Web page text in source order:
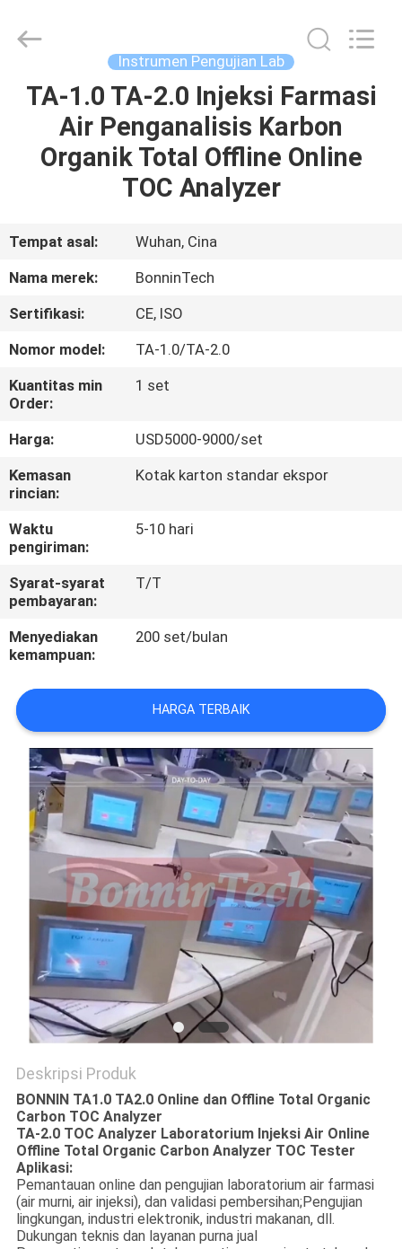
RUMAH
PRODUK
TENTANG
TUR
PABRIK
KONTROL
KUALITAS
HUBUNGI
KAMI
PERMINTAAN
PENAWARAN
SITEMAP
PRIVACY
POLICY
Copyright
Instrumen Pengujian Lab
TA-1.0 TA-2.0 Injeksi Farmasi
Air Penganalisis Karbon
Organik Total Offline Online
TOC Analyzer
Tempat asal:
Wuhan, Cina
Nama merek:
BonninTech
Sertifikasi:
CE, ISO
Nomor model:
TA-1.0/TA-2.0
Kuantitas min
Order:
1 set
Harga:
USD5000-9000/set
Kemasan
rincian:
Kotak karton standar ekspor
Waktu
pengiriman:
5-10 hari
Syarat-syarat
pembayaran:
T/T
Menyediakan
kemampuan:
200 set/bulan
HARGA TERBAIK
Deskripsi Produk
BONNIN TA1.0 TA2.0 Online dan Offline Total Organic
Carbon TOC Analyzer
TA-2.0 TOC Analyzer Laboratorium Injeksi Air Online
Offline Total Organic Carbon Analyzer TOC Tester
Aplikasi:
Pemantauan online dan pengujian laboratorium air farmasi
(air murni, air injeksi), dan validasi pembersihan;Pengujian
lingkungan, industri elektronik, industri makanan, dll.
Dukungan teknis dan layanan purna jual